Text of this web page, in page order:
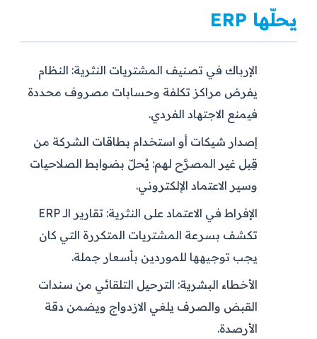
يحلّها ERP
الإرباك في تصنيف المشتريات النثرية: النظام
يفرض مراكز تكلفة وحسابات مصروف محددة
فيمنع الاجتهاد الفردي.
إصدار شيكات أو استخدام بطاقات الشركة من
قِبل غير المصرَّح لهم: يُحلّ بضوابط الصلاحيات
وسير الاعتماد الإلكتروني.
الإفراط في الاعتماد على النثرية:
تقارير الـ ERP
تكشف بسرعة المشتريات المتكررة التي كان
يجب توجيهها للموردين بأسعار جملة.
الأخطاء البشرية: الترحيل التلقائي من سندات
القبض والصرف يلغي الازدواج ويضمن دقة
الأرصدة.